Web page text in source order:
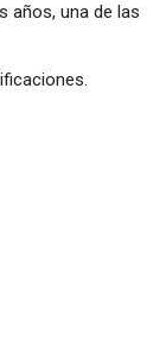
años, una de las